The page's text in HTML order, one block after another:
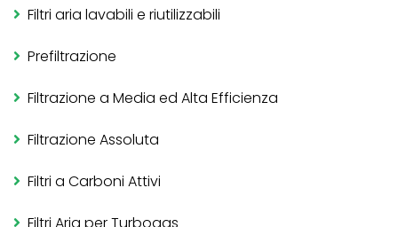
Filtri aria lavabili e riutilizzabili
Prefiltrazione
Filtrazione a Media ed Alta Efficienza
Filtrazione Assoluta
Filtri a Carboni Attivi